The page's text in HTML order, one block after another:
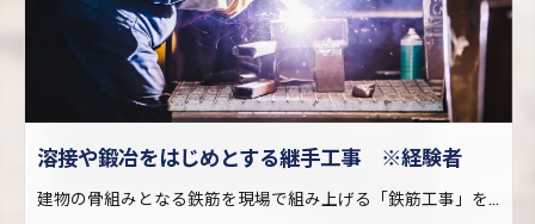
溶接や鍛冶をはじめとする継手工事 ※経験者
建物の骨組みとなる鉄筋を現場で組み上げる「鉄筋工事」を行う際、火や電気を使った溶接・鍛冶によって鉄筋どうしを繋ぐ仕事です。 鉄筋は工場で製造された後、搬入しやすいようにある程度の長さに切断されます。継手工事は、この短い鉄筋どうしを現場で再び繋ぎ合わせる仕事。大きな建物を建設する際に欠かせない工事です。 一口に継手工事と言っても、その工法は様々。アイズ継手技工株式会社では幅広い継手工事に対応し、他社ではできない仕事も請け負っているため、現場経験を通してレベルの高い技術が身に付きます。